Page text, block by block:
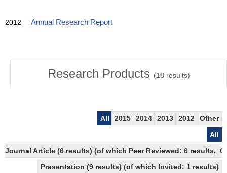
2012 Annual Research Report
Research Products (18 results)
All 2015 2014 2013 2012
Other
All
Journal Article (6 results) (of which Peer Reviewed: 6 results,
Presentation (9 results) (of which Invited: 1 results)